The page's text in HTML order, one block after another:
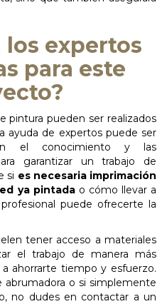
los expertos
para este
pintura pueden ser realizados
ayuda de expertos puede ser
el conocimiento y las
garantizar un trabajo de
si es necesaria imprimación
ya pintada o cómo llevar a
puede ofrecerte la
tener acceso a materiales
el trabajo de manera más
ahorrarte tiempo y esfuerzo.
abrumadora o si simplemente
no dudes en contactar a un